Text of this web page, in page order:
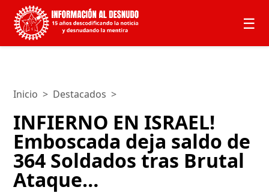
☰
Inicio > Destacados >
INFIERNO EN ISRAEL!
Emboscada deja saldo de
364 Soldados tras Brutal
Ataque…